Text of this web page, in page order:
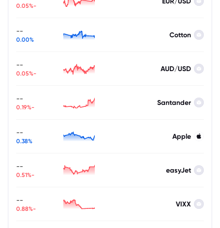
-0.05%
Cotton
--
0.00%
AUD/USD
--
-0.05%
Santander
--
-0.19%
Apple
--
0.38%
easyJet
--
-0.51%
VIXX
--
-0.88%